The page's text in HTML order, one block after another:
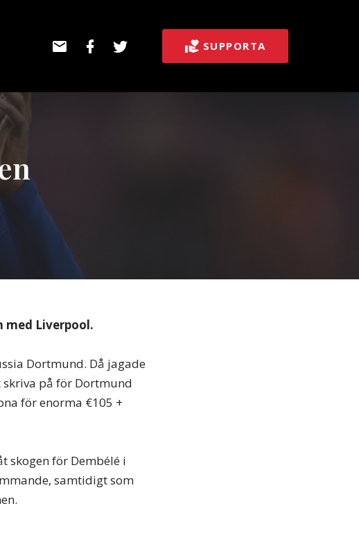
post
Facebook SUPPORTA
Liverpool.
Dortmund. Då jagade
på för Dortmund
för enorma €105 +
skogen för Dembélé i
samtidigt som